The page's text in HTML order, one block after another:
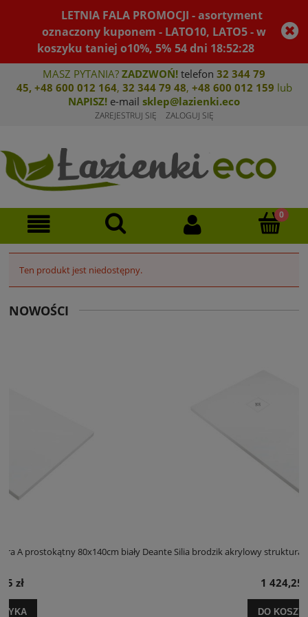
LETNIA FALA PROMOCJI - asortyment
oznaczony kuponem - LATO10, LATO5 - w
koszyku taniej o10%, 5% 54dni 18:52:28
MASZ PYTANIA? ZADZWOŃ! telefon 32 344 79
45, +48 600 012 164, 32 344 79 48, +48 600 012 159 lub
NAPISZ! e-mail sklep@lazienki.eco
ZAREJESTRUJ SIĘ ZALOGUJ SIĘ
Ten produkt jest niedostępny.
NOWOŚCI
Deante Silia brodzik akrylowy struktura A prostokątny 100x120cm